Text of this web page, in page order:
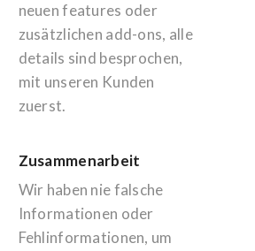
neuen features oder
zusätzlichen add-ons, alle
details sind besprochen,
mit unseren Kunden
zuerst.
Zusammenarbeit
Wir haben nie falsche
Informationen oder
Fehlinformationen, um